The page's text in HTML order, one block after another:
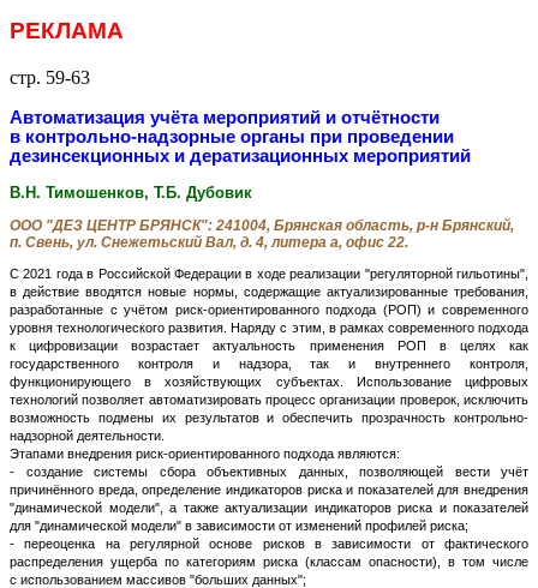
РЕКЛАМА
стр. 59-63
Автоматизация учёта мероприятий и отчётности
в контрольно-надзорные органы при проведении
дезинсекционных и дератизационных мероприятий
В.Н. Тимошенков, Т.Б. Дубовик
ООО "ДЕЗ ЦЕНТР БРЯНСК": 241004, Брянская область, р-н Брянский,
п. Свень, ул. Снежетьский Вал, д. 4, литера а, офис 22.
С 2021 года в Российской Федерации в ходе реализации "регуляторной гильотины",
в действие вводятся новые нормы, содержащие актуализированные требования,
разработанные с учётом риск-ориентированного подхода (РОП) и современного
уровня технологического развития. Наряду с этим, в рамках современного подхода
к цифровизации возрастает актуальность применения РОП в целях как
государственного контроля и надзора, так и внутреннего контроля,
функционирующего в хозяйствующих субъектах. Использование цифровых
технологий позволяет автоматизировать процесс организации проверок, исключить
возможность подмены их результатов и обеспечить прозрачность контрольно-
надзорной деятельности.
Этапами внедрения риск-ориентированного подхода являются:
- создание системы сбора объективных данных, позволяющей вести учёт
причинённого вреда, определение индикаторов риска и показателей для внедрения
"динамической модели", а также актуализации индикаторов риска и показателей
для "динамической модели" в зависимости от изменений профилей риска;
- переоценка на регулярной основе рисков в зависимости от фактического
распределения ущерба по категориям риска (классам опасности), в том числе
с использованием массивов "больших данных";